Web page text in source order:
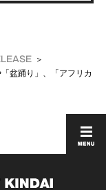
盆踊り」、「アフリカ